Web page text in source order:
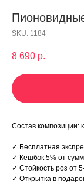
SKU: 1184
8 690 р.
Состав композиции:
✓ Бесплатная
✓ Кeшбэк 5% от
✓ Стойкость роз от
✓ Открытка в